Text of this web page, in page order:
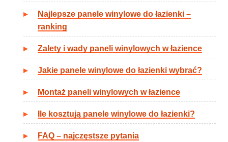
Najlepsze panele winylowe do łazienki –
ranking
Zalety i wady paneli winylowych w łazience
Jakie panele winylowe do łazienki wybrać?
Montaż paneli winylowych w łazience
Ile kosztują panele winylowe do łazienki?
FAQ – najczęstsze pytania